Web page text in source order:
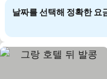
날짜를 선택해 정확한 요